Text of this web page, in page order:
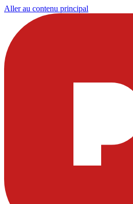
Aller au contenu principal